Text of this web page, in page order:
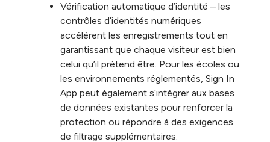
Vérification automatique d’identité – les
contrôles d’identités numériques
accélèrent les enregistrements tout en
garantissant que chaque visiteur est bien
celui qu’il prétend être. Pour les écoles ou
les environnements réglementés, Sign In
App peut également s’intégrer aux bases
de données existantes pour renforcer la
protection ou répondre à des exigences
de filtrage supplémentaires.